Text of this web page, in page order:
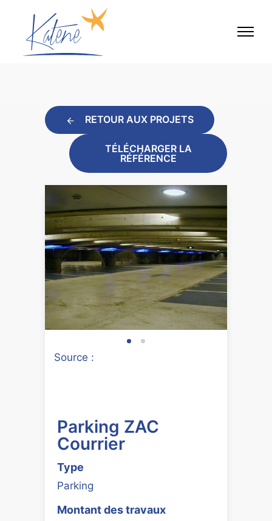
RETOUR AUX PROJETS
TÉLÉCHARGER LA
RÉFÉRENCE
Source :
Parking ZAC
Courrier
Type
Parking
Montant des travaux